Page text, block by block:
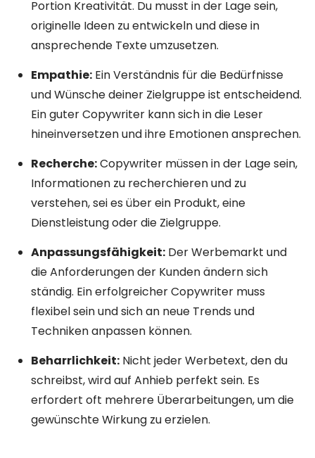
Portion Kreativität. Du musst in der Lage sein,
originelle Ideen zu entwickeln und diese in
ansprechende Texte umzusetzen.
Empathie:Ein Verständnis für die Bedürfnisse
und Wünsche deiner Zielgruppe ist entscheidend.
Ein guter Copywriter kann sich in die Leser
hineinversetzen und ihre Emotionen ansprechen.
Recherche:Copywriter müssen in der Lage sein,
Informationen zu recherchieren und zu
verstehen, sei es über ein Produkt, eine
Dienstleistung oder die Zielgruppe.
Anpassungsfähigkeit:Der Werbemarkt und
die Anforderungen der Kunden ändern sich
ständig. Ein erfolgreicher Copywriter muss
flexibel sein und sich an neue Trends und
Techniken anpassen können.
Beharrlichkeit:Nicht jeder Werbetext, den du
schreibst, wird auf Anhieb perfekt sein. Es
erfordert oft mehrere Überarbeitungen, um die
gewünschte Wirkung zu erzielen.